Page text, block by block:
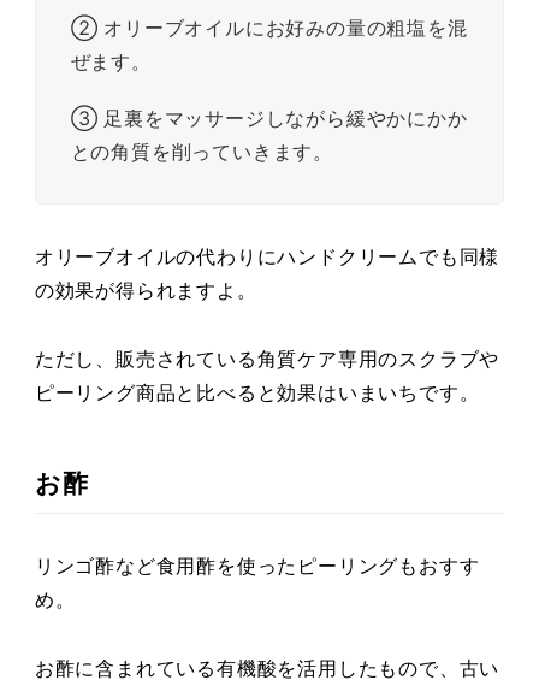
② オリーブオイルにお好みの量の粗塩を混
ぜます。
③ 足裏をマッサージしながら緩やかにかか
との角質を削っていきます。
オリーブオイルの代わりにハンドクリームでも同様
の効果が得られますよ。
ただし、販売されている角質ケア専用のスクラブや
ピーリング商品と比べると効果はいまいちです。
お酢
リンゴ酢など食用酢を使ったピーリングもおすす
め。
お酢に含まれている有機酸を活用したもので、古い